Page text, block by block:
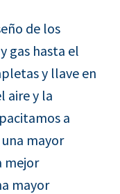
de los
gas hasta el
y llave en
aire y la
a
mayor
mejor
mayor